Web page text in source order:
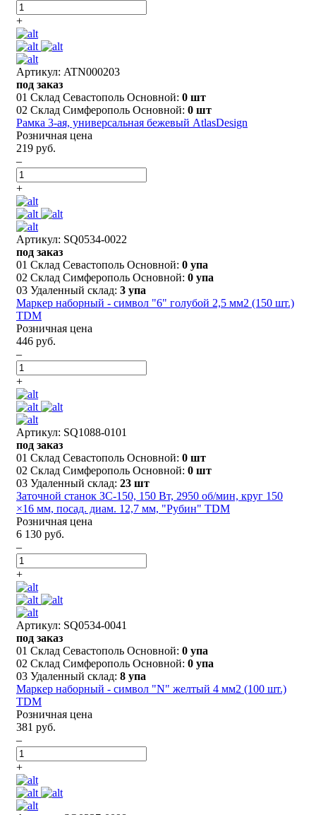
+
Артикул: ATN000203
под заказ
01 Склад Севастополь Основной: 0 шт
02 Склад Симферополь Основной: 0 шт
Рамка 3-ая, универсальная бежевый AtlasDesign
Розничная цена
219 руб.
–
+
Артикул: SQ0534-0022
под заказ
01 Склад Севастополь Основной: 0 упа
02 Склад Симферополь Основной: 0 упа
03 Удаленный склад: 3 упа
Маркер наборный - символ "6" голубой 2,5 мм2 (150 шт.)
TDM
Розничная цена
446 руб.
–
+
Артикул: SQ1088-0101
под заказ
01 Склад Севастополь Основной: 0 шт
02 Склад Симферополь Основной: 0 шт
03 Удаленный склад: 23 шт
Заточной станок ЗС-150, 150 Вт, 2950 об/мин, круг 150
×16 мм, посад. диам. 12,7 мм, "Рубин" TDM
Розничная цена
6 130 руб.
–
+
Артикул: SQ0534-0041
под заказ
01 Склад Севастополь Основной: 0 упа
02 Склад Симферополь Основной: 0 упа
03 Удаленный склад: 8 упа
Маркер наборный - символ "N" желтый 4 мм2 (100 шт.)
TDM
Розничная цена
381 руб.
–
+